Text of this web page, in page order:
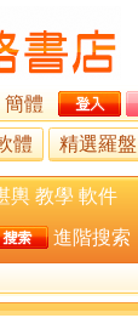
簡體
體 精選羅盤
輿 教學 軟件
進階搜索